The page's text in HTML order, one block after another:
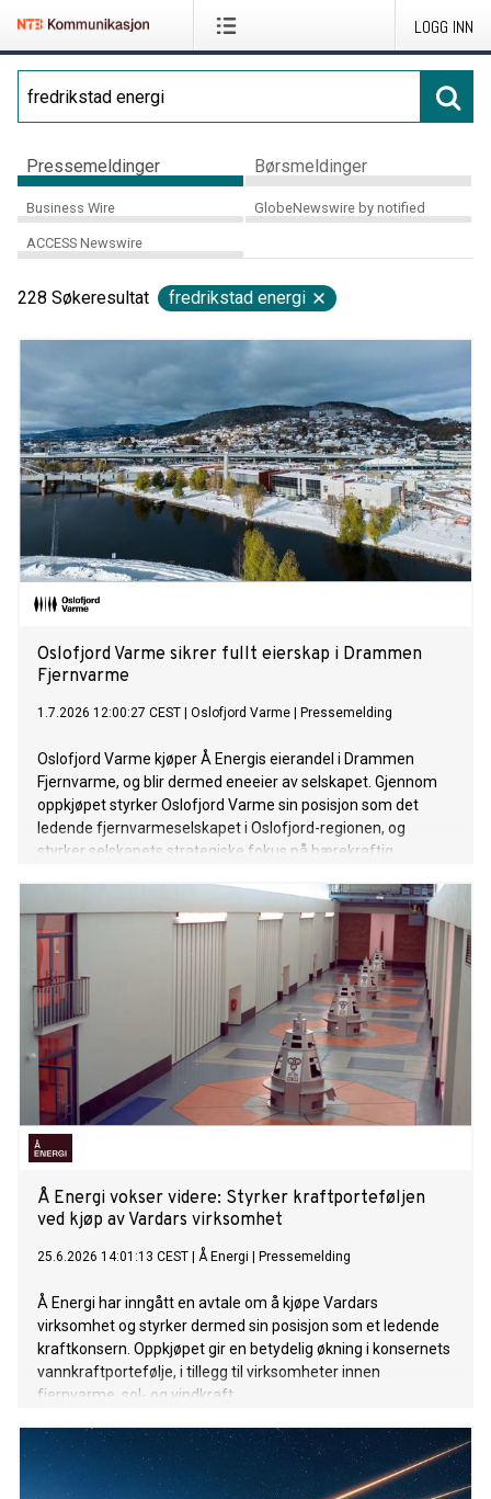
LOGG INN
Pressemeldinger Børsmeldinger
Business Wire GlobeNewswire by notified
ACCESS Newswire
228 Søkeresultat fredrikstad energi
Oslofjord Varme sikrer fullt eierskap i Drammen
Fjernvarme
1.7.2026 12:00:27 CEST Oslofjord Varme Pressemelding
Oslofjord Varme kjøper Å Energis eierandel i Drammen
Fjernvarme, og blir dermed eneeier av selskapet. Gjennom
oppkjøpet styrker Oslofjord Varme sin posisjon som det
ledende fjernvarmeselskapet i Oslofjord-regionen, og
styrker selskapets strategiske fokus på bærekraftig
vil Oslofjord Varme sørge for videre fjernvarmevekst i
Drammen og sikre stabile leveranser til de eksisterende
kundene.
Å Energi vokser videre: Styrker kraftporteføljen
ved kjøp av Vardars virksomhet
25.6.2026 14:01:13 CEST Å Energi Pressemelding
Å Energi har inngått en avtale om å kjøpe Vardars
virksomhet og styrker dermed sin posisjon som et ledende
kraftkonsern. Oppkjøpet gir en betydelig økning i konsernets
vannkraftportefølje, i tillegg til virksomheter innen
fjernvarme, sol- og vindkraft.